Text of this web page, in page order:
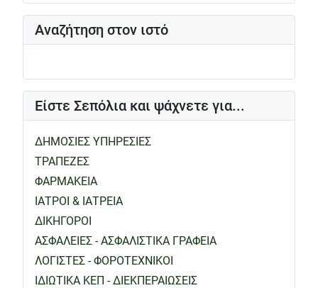
Αναζήτηση στον ιστό
Είστε Σεπόλια και ψάχνετε για...
ΔΗΜΟΣΙΕΣ ΥΠΗΡΕΣΙΕΣ
ΤΡΑΠΕΖΕΣ
ΦΑΡΜΑΚΕΙΑ
ΙΑΤΡΟΙ & ΙΑΤΡΕΙΑ
ΔΙΚΗΓΟΡΟΙ
ΑΣΦΑΛΕΙΕΣ - ΑΣΦΑΛΙΣΤΙΚΑ ΓΡΑΦΕΙΑ
ΛΟΓΙΣΤΕΣ - ΦΟΡΟΤΕΧΝΙΚΟΙ
ΙΔΙΩΤΙΚΑ ΚΕΠ - ΔΙΕΚΠΕΡΑΙΩΣΕΙΣ